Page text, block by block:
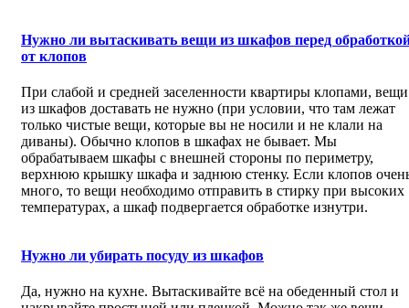
Нужно ли вытаскивать вещи из шкафов перед
от клопов
При слабой и средней заселенности квартиры клопами, вещи
из шкафов доставать не нужно (при условии, что там лежат
только чистые вещи, которые вы не носили и не клали на
диваны). Обычно клопов в шкафах не бывает. Мы
обрабатываем шкафы с внешней стороны по периметру,
верхнюю крышку шкафа и заднюю стенку. Если клопов
много, то вещи необходимо отправить в стирку при высоких
температурах, а шкаф подвергается обработке изнутри.
Нужно ли убирать посуду из шкафов
Да, нужно на кухне. Вытаскивайте всё на обеденный стол и